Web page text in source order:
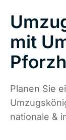
mit
Planen Sie
nationale &